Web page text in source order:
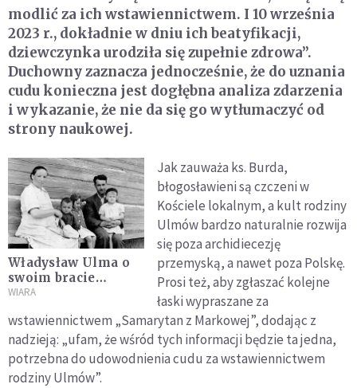
modlić za ich wstawiennictwem. I 10 września
2023 r., dokładnie w dniu ich beatyfikacji,
dziewczynka urodziła się zupełnie zdrowa”.
Duchowny zaznacza jednocześnie, że do uznania
cudu konieczna jest dogłębna analiza zdarzenia
i wykazanie, że nie da się go wytłumaczyć od
strony naukowej.
Władysław Ulma o
swoim bracie
Józefie: W nocy
przetrzymuje Żydów.
Przyjechali i
wystrzelali całą
rodzinę
WIARA
Jak zauważa ks. Burda,
błogosławieni są czczeni w
Kościele lokalnym, a kult rodziny
Ulmów bardzo naturalnie rozwija
się poza archidiecezję
przemyską, a nawet poza Polskę.
Prosi też, aby zgłaszać kolejne
łaski wypraszane za
wstawiennictwem „Samarytan z Markowej”, dodając z
nadzieją: „ufam, że wśród tych informacji będzie ta jedna,
potrzebna do udowodnienia cudu za wstawiennictwem
rodziny Ulmów”.